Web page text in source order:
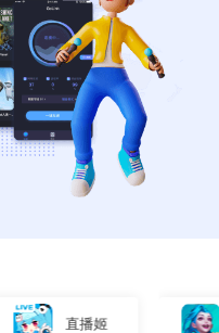
直播姬 英